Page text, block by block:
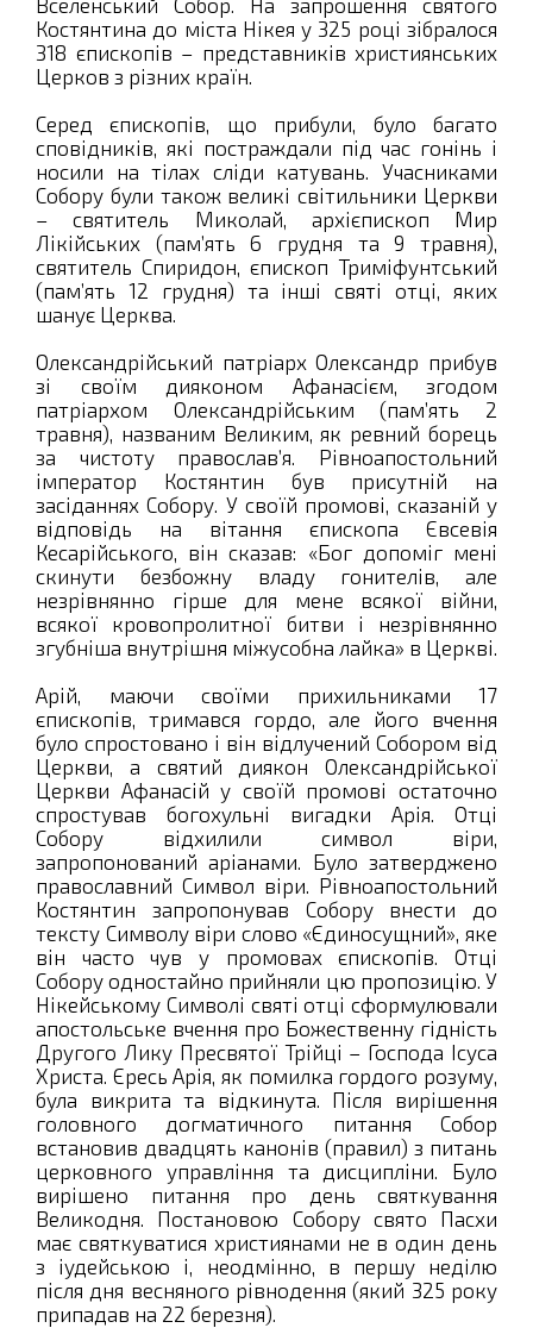
Вселенський Собор. На запрошення святого
Костянтина до міста Нікея у 325 році зібралося
318 єпископів – представників християнських
Церков з різних країн.
Серед єпископів, що прибули, було багато
сповідників, які постраждали під час гонінь і
носили на тілах сліди катувань. Учасниками
Собору були також великі світильники Церкви
– святитель Миколай, архієпископ Мир
Лікійських (пам’ять 6 грудня та 9 травня),
святитель Спиридон, єпископ Триміфунтський
(пам’ять 12 грудня) та інші святі отці, яких
шанує Церква.
Олександрійський патріарх Олександр прибув
зі своїм дияконом Афанасієм, згодом
патріархом Олександрійським (пам’ять 2
травня), названим Великим, як ревний борець
за чистоту православ’я. Рівноапостольний
імператор Костянтин був присутній на
засіданнях Собору. У своїй промові, сказаній у
відповідь на вітання єпископа Євсевія
Кесарійського, він сказав: «Бог допоміг мені
скинути безбожну владу гонителів, але
незрівнянно гірше для мене всякої війни,
всякої кровопролитної битви і незрівнянно
згубніша внутрішня міжусобна лайка» в Церкві.
Арій, маючи своїми прихильниками 17
єпископів, тримався гордо, але його вчення
було спростовано і він відлучений Собором від
Церкви, а святий диякон Олександрійської
Церкви Афанасій у своїй промові остаточно
спростував богохульні вигадки Арія. Отці
Собору відхилили символ віри,
запропонований аріанами. Було затверджено
православний Символ віри. Рівноапостольний
Костянтин запропонував Собору внести до
тексту Символу віри слово «Єдиносущний», яке
він часто чув у промовах єпископів. Отці
Собору одностайно прийняли цю пропозицію. У
Нікейському Символі святі отці сформулювали
апостольське вчення про Божественну гідність
Другого Лику Пресвятої Трійці – Господа Ісуса
Христа. Єресь Арія, як помилка гордого розуму,
була викрита та відкинута. Після вирішення
головного догматичного питання Собор
встановив двадцять канонів (правил) з питань
церковного управління та дисципліни. Було
вирішено питання про день святкування
Великодня. Постановою Собору свято Пасхи
має святкуватися християнами не в один день
з іудейською і, неодмінно, в першу неділю
після дня весняного рівнодення (який 325 року
припадав на 22 березня).